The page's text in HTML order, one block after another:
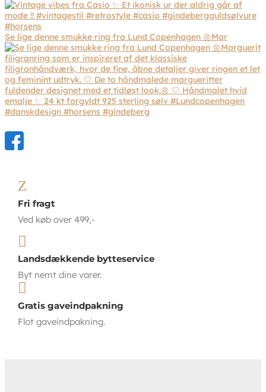
Se lige denne smukke ring fra Lund Copenhagen 🌼Mar
Z
Fri fragt
Ved køb over 499,-

Landsdækkende bytteservice
Byt nemt dine varer.

Gratis gaveindpakning
Flot gaveindpakning.